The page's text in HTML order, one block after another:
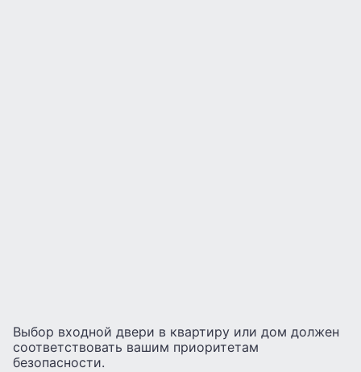
Выбор входной двери в квартиру или дом должен
соответствовать вашим приоритетам
безопасности.